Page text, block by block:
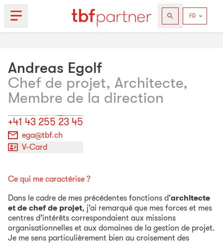
Andreas Egolf
Chef de projet, Architecte,
Membre de la direction
+41 43 255 23 45
ega@tbf.ch
V-Card
Ce qui me caractérise ?
Dans le cadre de mes précédentes fonctions d’architecte
et de chef de projet, j’ai remarqué que mes forces et mes
centres d’intérêts correspondaient aux missions
organisationnelles et aux domaines de la gestion de projet.
Je me sens particulièrement bien au croisement des